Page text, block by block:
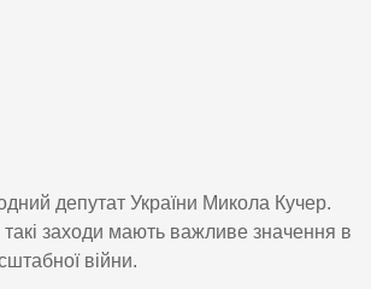
депутат України Микола Кучер.
заходи мають важливе значення в
війни.